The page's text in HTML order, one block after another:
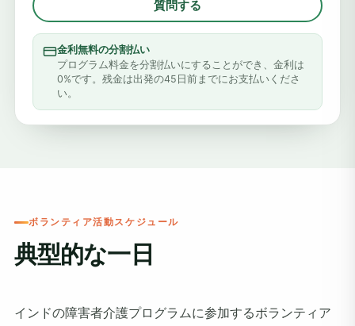
質問する
金利無料の分割払い
プログラム料金を分割払いにすることができ、金利は
0%です。残金は出発の45日前までにお支払いくださ
い。
ボランティア活動スケジュール
典型的な一日
インドの障害者介護プログラムに参加するボランティア